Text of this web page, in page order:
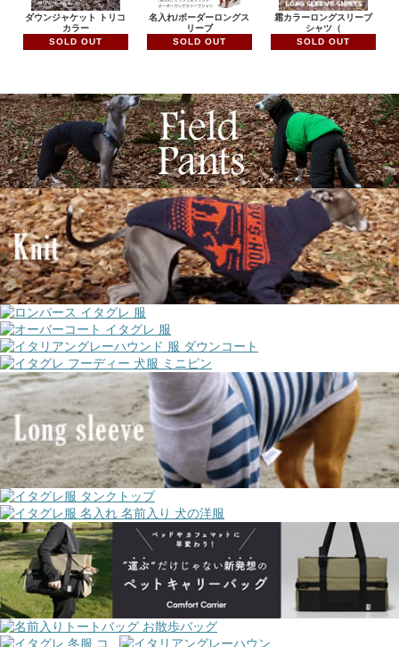
ダウンジャケット トリコ
カラー
SOLD OUT
名入れ/ボーダーロングス
リーブ
SOLD OUT
霜カラーロングスリーブ
シャツ（
SOLD OUT